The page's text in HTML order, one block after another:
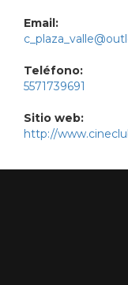
Email:
Teléfono:
5571739691
Sitio web:
http://